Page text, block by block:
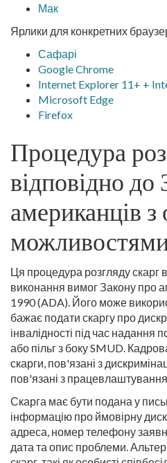
Мак
Ярлики для конкретних
Сафарі
Google Chrome
Internet Explorer 11+ +
Microsoft Edge
Firefox
Процедура
відповідно до
американців
Ця процедура розгляду скарг
виконання вимог Закону про
1990 (ADA). Його може
бажає подати скаргу про
інвалідності під час надання
або пільг з боку SMUD.
скарги, пов'язані з
пов'язані з
Скарга має бути подана у
інформацію про ймовірну
адреса, номер телефону
дата та опис проблеми.